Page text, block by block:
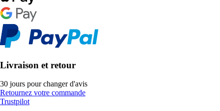
Livraison et retour
30 jours pour changer d'avis
Retournez votre commande
Trustpilot